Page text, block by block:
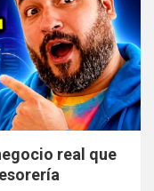
real que